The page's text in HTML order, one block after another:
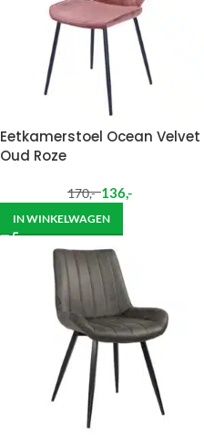
Eetkamerstoel Ocean Velvet
Oud Roze
170,- 136,-
IN WINKELWAGEN